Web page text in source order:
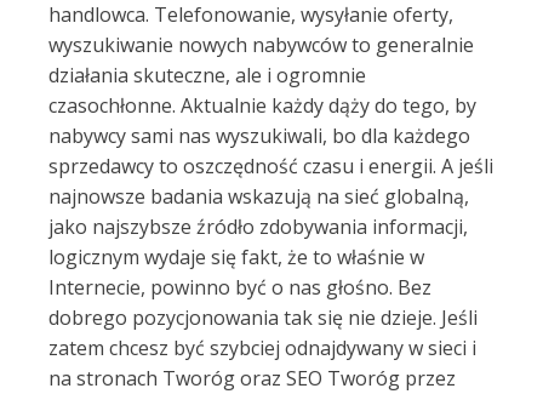
handlowca. Telefonowanie, wysyłanie oferty,
wyszukiwanie nowych nabywców to generalnie
działania skuteczne, ale i ogromnie
czasochłonne. Aktualnie każdy dąży do tego, by
nabywcy sami nas wyszukiwali, bo dla każdego
sprzedawcy to oszczędność czasu i energii. A jeśli
najnowsze badania wskazują na sieć globalną,
jako najszybsze źródło zdobywania informacji,
logicznym wydaje się fakt, że to właśnie w
Internecie, powinno być o nas głośno. Bez
dobrego pozycjonowania tak się nie dzieje. Jeśli
zatem chcesz być szybciej odnajdywany w sieci i
na stronach Tworóg oraz SEO Tworóg przez